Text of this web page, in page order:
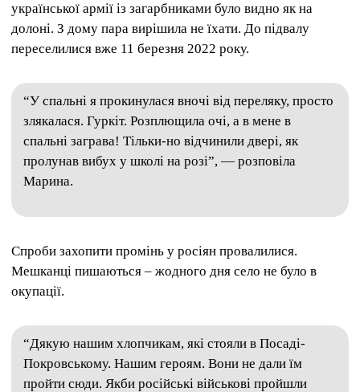
української армії із загарбниками було видно як на
долоні. З дому пара вирішила не їхати. До підвалу
переселилися вже 11 березня 2022 року.
“У спальні я прокинулася вночі від переляку, просто
злякалася. Гуркіт. Розплющила очі, а в мене в
спальні заграва! Тільки-но відчинили двері, як
пролунав вибух у школі на розі”, — розповіла
Марина.
Спроби захопити промінь у росіян провалилися.
Мешканці пишаються – жодного дня село не було в
окупації.
“Дякую нашим хлопчикам, які стояли в Посаді-
Покровському. Нашим героям. Вони не дали їм
пройти сюди. Якби російські військові пройшли